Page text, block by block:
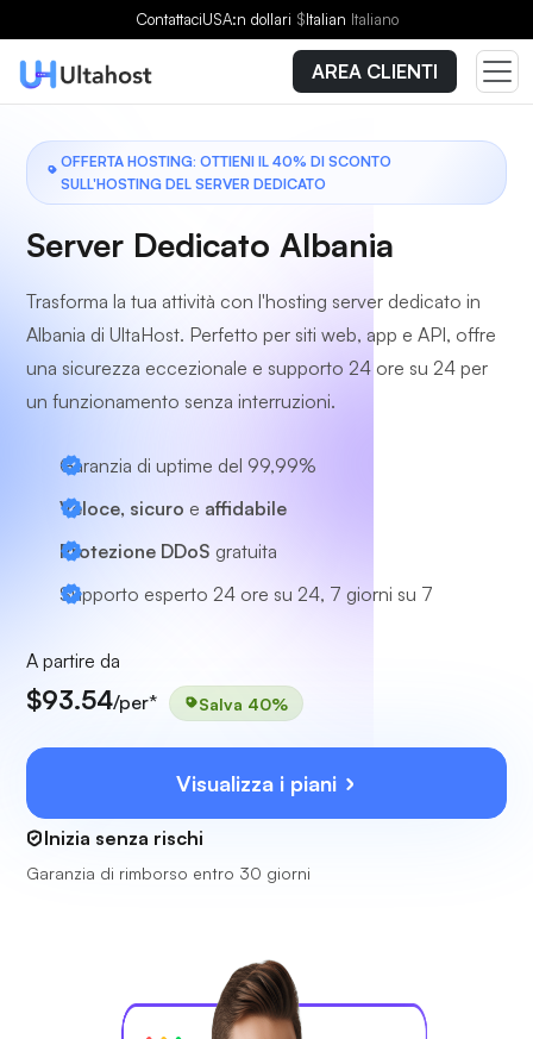
ContattaciUSA:n dollari $Italian Italiano
AREA CLIENTI
OFFERTA HOSTING: OTTIENI IL 40% DI SCONTO
SULL'HOSTING DEL SERVER DEDICATO
Server Dedicato Albania
Trasforma la tua attività con l'hosting server dedicato in
Albania di UltaHost. Perfetto per siti web, app e API, offre
una sicurezza eccezionale e supporto 24 ore su 24 per
un funzionamento senza interruzioni.
Garanzia di uptime del 99,99%
Veloce, sicuro e affidabile
Protezione DDoS gratuita
Supporto esperto 24 ore su 24, 7 giorni su 7
A partire da
$93.54/per* Salva 40%
Visualizza i piani
Inizia senza rischi
Garanzia di rimborso entro 30 giorni